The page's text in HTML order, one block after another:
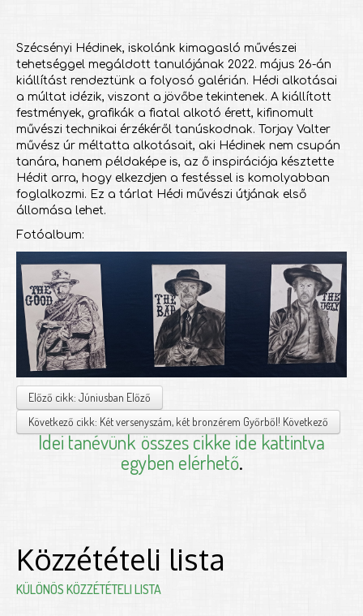
Szécsényi Hédinek, iskolánk kimagasló művészei
tehetséggel megáldott tanulójának 2022. május 26-án
kiállítást rendeztünk a folyosó galérián. Hédi alkotásai
a múltat idézik, viszont a jövőbe tekintenek. A kiállított
festmények, grafikák a fiatal alkotó érett, kifinomult
művészi technikai érzékéről tanúskodnak. Torjay Valter
művész úr méltatta alkotásait, aki Hédinek nem csupán
tanára, hanem példaképe is, az ő inspirációja késztette
Hédit arra, hogy elkezdjen a festéssel is komolyabban
foglalkozmi. Ez a tárlat Hédi művészi útjának első
állomása lehet.
Fotóalbum:
Előző cikk: Júniusban Előző
Következő cikk: Két versenyszám, két bronzérem Győrből! Következő
Idei tanévünk összes cikke ide kattintva
egyben elérhető.
Közzétételi lista
KÜLÖNÖS KÖZZÉTÉTELI LISTA